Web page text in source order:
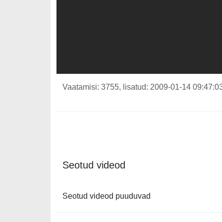
Vaatamisi: 3755, lisatud: 2009-01-14
Seotud videod
Seotud videod puuduvad